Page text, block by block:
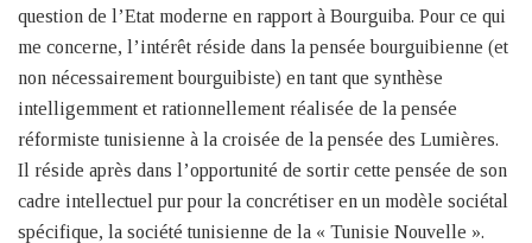
question de l’Etat moderne en rapport à Bourguiba. Pour ce qui
me concerne, l’intérêt réside dans la pensée bourguibienne (et
non nécessairement bourguibiste) en tant que synthèse
intelligemment et rationnellement réalisée de la pensée
réformiste tunisienne à la croisée de la pensée des Lumières.
Il réside après dans l’opportunité de sortir cette pensée de son
cadre intellectuel pur pour la concrétiser en un modèle sociétal
spécifique, la société tunisienne de la « Tunisie Nouvelle ».